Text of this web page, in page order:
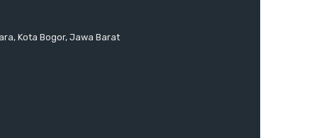
Kota Bogor, Jawa Barat